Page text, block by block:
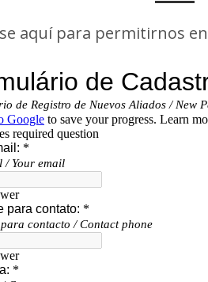
aquí para permitirnos